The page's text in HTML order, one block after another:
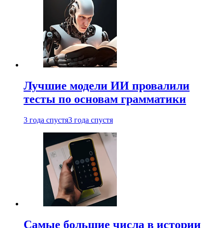
Лучшие модели ИИ провалили
тесты по основам грамматики
3 года спустя3 года спустя
Самые большие числа в истории